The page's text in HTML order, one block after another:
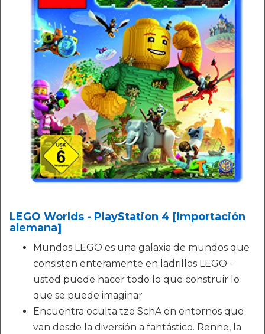
LEGO Worlds - PlayStation 4 [Importación
alemana]
Mundos LEGO es una galaxia de mundos que
consisten enteramente en ladrillos LEGO -
usted puede hacer todo lo que construir lo
que se puede imaginar
Encuentra oculta tze SchA en entornos que
van desde la diversión a fantástico. Renne, la